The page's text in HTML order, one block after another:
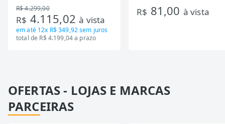
Tecnologia Inverter, Branco,
Bivolt
R$ 4.299,00
R$ 4.115,02à vista
em até 12x R$ 349,92sem juros
total de R$ 4.199,04 a prazo
R$ 81,00 à vista
OFERTAS - LOJAS E MARCAS
PARCEIRAS